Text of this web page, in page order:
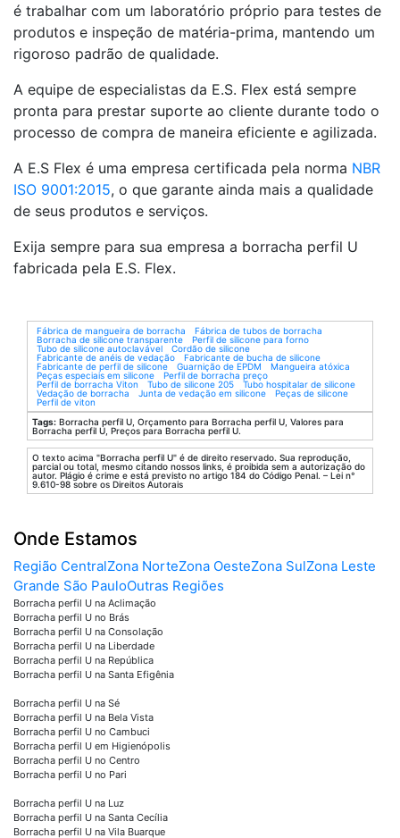
é trabalhar com um laboratório próprio para testes de
produtos e inspeção de matéria-prima, mantendo um
rigoroso padrão de qualidade.
A equipe de especialistas da E.S. Flex está sempre
pronta para prestar suporte ao cliente durante todo o
processo de compra de maneira eficiente e agilizada.
A E.S Flex é uma empresa certificada pela norma NBR
ISO 9001:2015, o que garante ainda mais a qualidade
de seus produtos e serviços.
Exija sempre para sua empresa a borracha perfil U
fabricada pela E.S. Flex.
Fábrica de mangueira de borracha
Fábrica de tubos de borracha
Borracha de silicone transparente
Perfil de silicone para forno
Tubo de silicone autoclavável
Cordão de silicone
Fabricante de anéis de vedação
Fabricante de bucha de silicone
Fabricante de perfil de silicone
Guarnição de EPDM
Mangueira atóxica
Peças especiais em silicone
Perfil de borracha preço
Perfil de borracha Viton
Tubo de silicone 205
Tubo hospitalar de silicone
Vedação de borracha
Junta de vedação em silicone
Peças de silicone
Perfil de viton
Tags: Borracha perfil U, Orçamento para Borracha perfil U, Valores para
Borracha perfil U, Preços para Borracha perfil U.
O texto acima "Borracha perfil U" é de direito reservado. Sua reprodução,
parcial ou total, mesmo citando nossos links, é proibida sem a autorização do
autor. Plágio é crime e está previsto no artigo 184 do Código Penal. – Lei n°
9.610-98 sobre os Direitos Autorais
Onde Estamos
Região CentralZona NorteZona OesteZona SulZona Leste
Grande São PauloOutras Regiões
Borracha perfil U na Aclimação
Borracha perfil U no Brás
Borracha perfil U na Consolação
Borracha perfil U na Liberdade
Borracha perfil U na República
Borracha perfil U na Santa Efigênia
Borracha perfil U na Sé
Borracha perfil U na Bela Vista
Borracha perfil U no Cambuci
Borracha perfil U em Higienópolis
Borracha perfil U no Centro
Borracha perfil U no Pari
Borracha perfil U na Luz
Borracha perfil U na Santa Cecília
Borracha perfil U na Vila Buarque